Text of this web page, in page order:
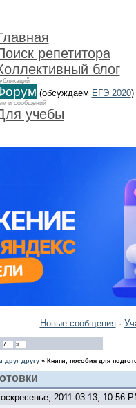
репетитора
блог
(обсуждаем ЕГЭ 2020)
и сообщений
учебы
Новые сообщения·
7 »
друг другу» Книги, пособия для
2011-03-13, 10:56